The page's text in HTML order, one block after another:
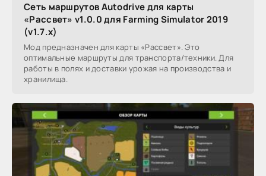
Сеть маршрутов Autodrive для карты
«Рассвет» v1.0.0 для Farming Simulator 2019
(v1.7.x)
Мод предназначен для карты «Рассвет». Это
оптимальные маршруты для транспорта/техники. Для
работы в полях и доставки урожая на производства и
хранилища.